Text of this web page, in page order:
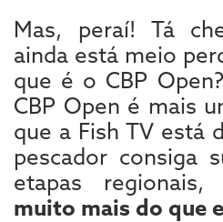
Mas, peraí! Tá
ainda está meio
que é o CBP
CBP Open é mais
que a Fish TV está
pescador consiga
etapas
muito mais do que